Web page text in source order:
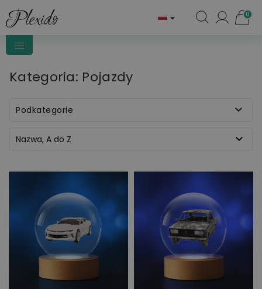
 0
Kategoria: Pojazdy
Nazwa, A do Z 
Podkategorie 